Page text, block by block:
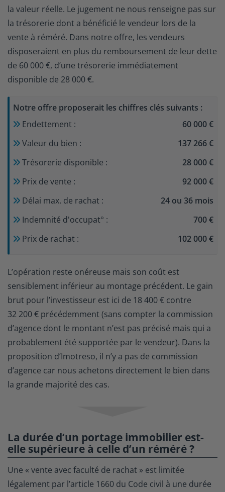
la valeur réelle. Le jugement ne nous renseigne pas sur
la trésorerie dont a bénéficié le vendeur lors de la
vente à réméré. Dans notre offre, les vendeurs
disposeraient en plus du remboursement de leur dette
de 60 000 €, d’une trésorerie immédiatement
disponible de 28 000 €.
Notre offre proposerait les chiffres clés suivants :
Endettement :
60 000 €
Valeur du bien :
137 266 €
Trésorerie disponible :
28 000 €
Prix de vente :
92 000 €
Délai max. de rachat :
24 ou 36 mois
Indemnité d'occupat° :
700 €
Prix de rachat :
102 000 €
L’opération reste onéreuse mais son coût est
sensiblement inférieur au montage précédent. Le gain
brut pour l’investisseur est ici de 18 400 € contre
32 200 € précédemment (sans compter la commission
d’agence dont le montant n’est pas précisé mais qui a
probablement été supportée par le vendeur). Dans la
proposition d’Imotreso, il n’y a pas de commission
d’agence car nous achetons directement le bien dans
la grande majorité des cas.
La durée d’un portage immobilier est-
elle supérieure à celle d’un réméré ?
Une « vente avec faculté de rachat » est limitée
légalement par l’article 1660 du Code civil à une durée